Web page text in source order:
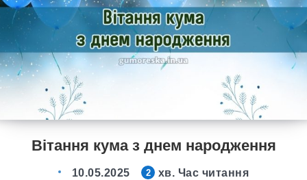
Вітання кума з днем народження
10.05.2025 2 хв. Час читання